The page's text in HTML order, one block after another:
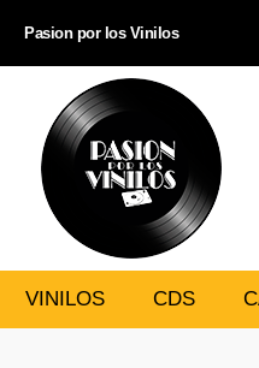
Pasion por los Vinilos
VINILOS CDS